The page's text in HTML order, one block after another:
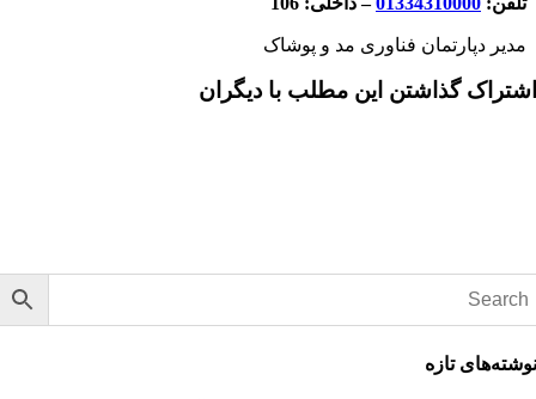
مدیر دپارتمان فناوری مد و پوشاک
گذاشتن این مطلب با دیگران
تازه